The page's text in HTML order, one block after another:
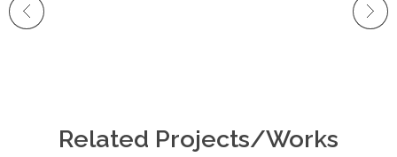
Related Projects/Works